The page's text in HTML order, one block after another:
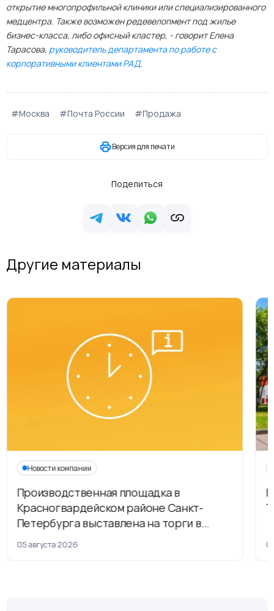
открытие многопрофильной клиники или специализированного
медцентра. Также возможен редевелопмент под жилье
бизнес-класса, либо офисный кластер, - говорит Елена
Тарасова, руководитель департамента по работе с
корпоративными клиентами РАД.
#Москва #Почта России #Продажа
Версия для печати
Поделиться
Другие материалы
Новости компании
Производственная площадка в
Красногвардейском районе Санкт-
Петербурга выставлена на торги в
рамках приватизации
05 августа 2026